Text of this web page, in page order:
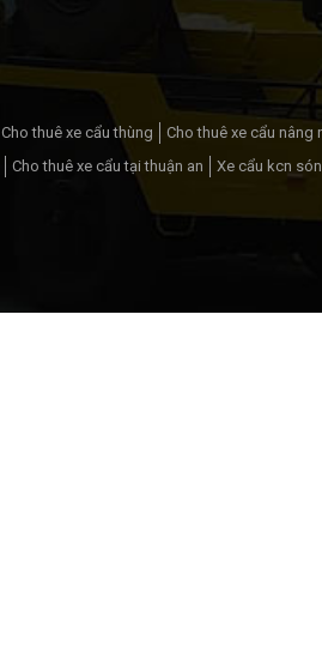
Cho thuê xe cẩu thùng Cho thuê xe cẩu nâng
Cho thuê xe cẩu tại thuận an Xe cẩu kcn